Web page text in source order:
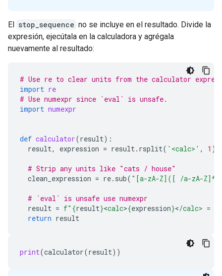
El stop_sequence no se incluye en el resultado. Divide la
expresión, ejecútala en la calculadora y agrégala
nuevamente al resultado:
# Use re to clear units from the calculator
import re
# Use numexpr since `eval` is unsafe.
import numexpr
def calculator(result):
result, expression = result. rsplit( '<calc>' , 1 )
# Strip any units like "cats / house"
clean_expression = re. sub( "[a-zA-Z]([ /a-zA-
# `eval` is unsafe use numexpr
result = f" {result}<calc>{expression}</calc> =
return result
print(calculator(result))